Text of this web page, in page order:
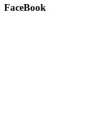
FaceBook